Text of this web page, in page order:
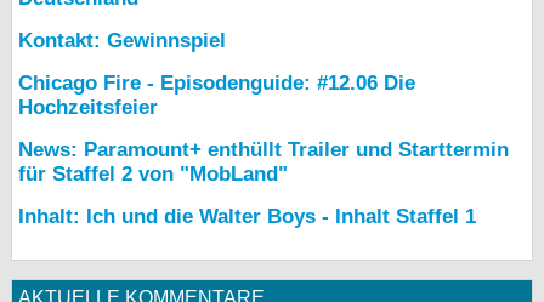
Kontakt: Gewinnspiel
Chicago Fire - Episodenguide: #12.06 Die
Hochzeitsfeier
News: Paramount+ enthüllt Trailer und Starttermin
für Staffel 2 von "MobLand"
Inhalt: Ich und die Walter Boys - Inhalt Staffel 1
AKTUELLE KOMMENTARE